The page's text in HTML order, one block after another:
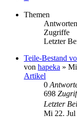
Themen
Antworten
Zugriffe
Letzter
Teile-Bestand
von hapeka »
Artikel
0
698
Letzter
Mi 22. Jul